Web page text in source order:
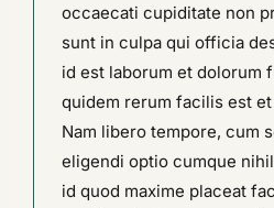
occaecati cupiditate non
sunt in culpa qui officia
id est laborum et dolorum
quidem rerum facilis est
Nam libero tempore, cum
eligendi optio cumque
id quod maxime placeat